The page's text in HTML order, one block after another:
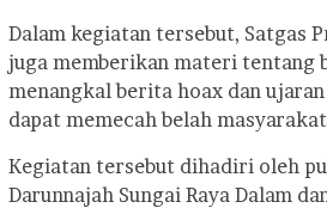
Dalam kegiatan tersebut, Satgas
juga memberikan materi tentang
menangkal berita hoax dan
dapat memecah belah
Kegiatan tersebut dihadiri oleh
Darunnajah Sungai Raya Dalam